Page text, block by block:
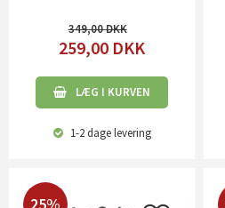
349,00
259,00 DKK
LÆG I KURVEN
1-2 dagelevering